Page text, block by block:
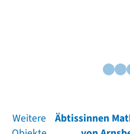
Weitere
Äbtissinnen